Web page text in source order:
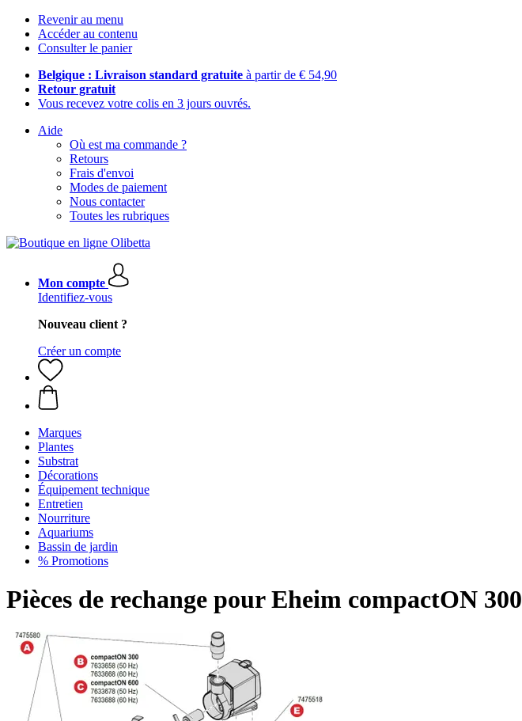
Revenir au menu
Accéder au contenu
Consulter le panier
Belgique : Livraison standard gratuite à partir de € 54,90
Retour gratuit
Vous recevez votre colis en 3 jours ouvrés.
Aide
Où est ma commande ?
Retours
Frais d'envoi
Modes de paiement
Nous contacter
Toutes les rubriques
Mon compte
Identifiez-vous
Nouveau client ?
Créer un compte
Marques
Plantes
Substrat
Décorations
Équipement technique
Entretien
Nourriture
Aquariums
Bassin de jardin
% Promotions
Pièces de rechange pour Eheim compactON 300